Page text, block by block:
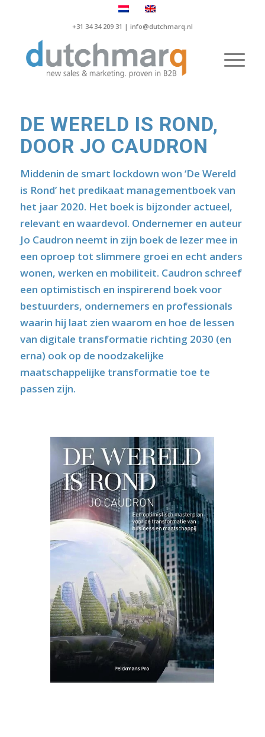
+31 34 34 209 31 | info@dutchmarq.nl
DE WERELD IS ROND,
DOOR JO CAUDRON
Middenin de smart lockdown won ‘De Wereld
is Rond’het predikaat managementboek van
het jaar 2020. Het boek is bijzonder actueel,
relevant en waardevol. Ondernemer en auteur
Jo Caudron neemt in zijn boek de lezer mee in
een oproep tot slimmere groei en echt anders
wonen, werken en mobiliteit. Caudron schreef
een optimistisch en inspirerend boek voor
bestuurders, ondernemers en professionals
waarin hij laat zien waarom en hoe de lessen
van digitale transformatie richting 2030 (en
erna) ook op de noodzakelijke
maatschappelijke transformatie toe te
passen zijn.